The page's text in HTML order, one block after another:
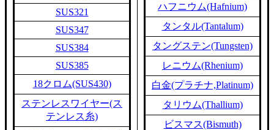
SUS321
SUS347
SUS384
SUS385
18クロム(SUS430)
ステンレスワイヤー(ス
テンレス糸)
ハフニウム(Hafnium)
タンタル(Tantalum)
タングステン(Tungsten)
レニウム(Rhenium)
白金(プラチナ,Platinum)
タリウム(Thallium)
ビスマス(Bismuth)